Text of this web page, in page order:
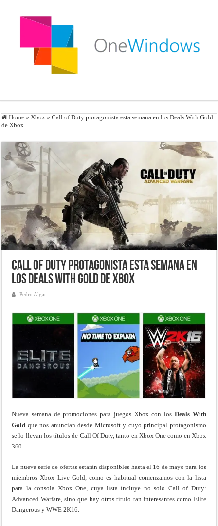
Home » Xbox » Call of Duty protagonista esta semana en los Deals With Gold
de Xbox
Call of Duty protagonista esta semana en
los Deals With Gold de Xbox
Pedro Algar
Nueva semana de promociones para juegos Xbox con los Deals With
Gold que nos anuncian desde Microsoft y cuyo principal protagonismo
se lo llevan los títulos de Call Of Duty, tanto en Xbox One como en Xbox
360.
La nueva serie de ofertas estarán disponibles hasta el 16 de mayo para los
miembros Xbox Live Gold, como es habitual comenzamos con la lista
para la consola Xbox One, cuya lista incluye no solo Call of Duty:
Advanced Warfare, sino que hay otros título tan interesantes como Elite
Dangerous y WWE 2K16.